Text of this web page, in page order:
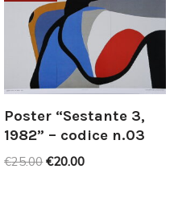
Poster “Sestante 3,
1982” – codice n.03
€25.00 €20.00